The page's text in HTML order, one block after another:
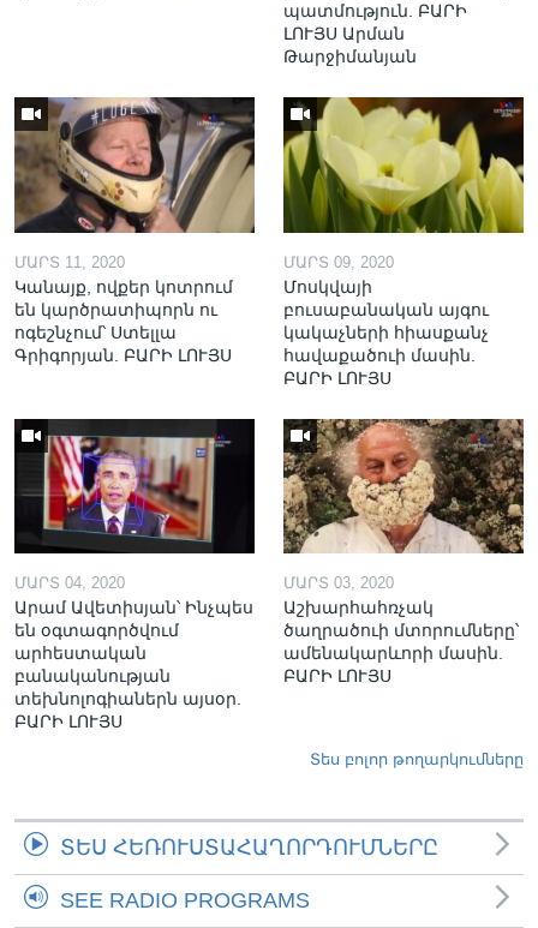
պատմություն. ԲԱՐԻ
ԼՈՒՅՍ Արման
Թարջիմանյան
ՄԱՐՏ 11, 2020
Կանայք, ովքեր կոտրում
են կարծրատիպորն ու
ոգեշնչում՝ Ստելլա
Գրիգորյան. ԲԱՐԻ ԼՈՒՅՍ
ՄԱՐՏ 09, 2020
Մոսկվայի
բուսաբանական այգու
կակաչների հիասքանչ
հավաքածուի մասին.
ԲԱՐԻ ԼՈՒՅՍ
ՄԱՐՏ 04, 2020
Արամ Ավետիսյան՝ Ինչպես
են օգտագործվում
արհեստական
բանականության
տեխնոլոգիաներն այսօր.
ԲԱՐԻ ԼՈՒՅՍ
ՄԱՐՏ 03, 2020
Աշխարհահռչակ
ծաղրածուի մտորումները՝
ամենակարևորի մասին.
ԲԱՐԻ ԼՈՒՅՍ
Տես բոլոր թողարկումները
ՏԵՍ ՀԵՌՈՒՍՏԱՀԱՂՈՐԴՈՒՄՆԵՐԸ
SEE RADIO PROGRAMS